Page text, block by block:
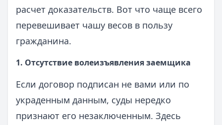
расчет доказательств. Вот что чаще всего
перевешивает чашу весов в пользу
гражданина.
1. Отсутствие волеизъявления заемщика
Если договор подписан не вами или по
украденным данным, суды нередко
признают его незаключенным. Здесь